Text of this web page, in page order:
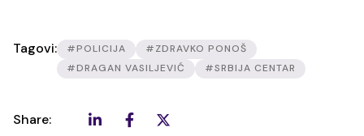
Tagovi: #POLICIJA
#ZDRAVKO PONOŠ
#DRAGAN VASILJEVIĆ
#SRBIJA CENTAR
Share: